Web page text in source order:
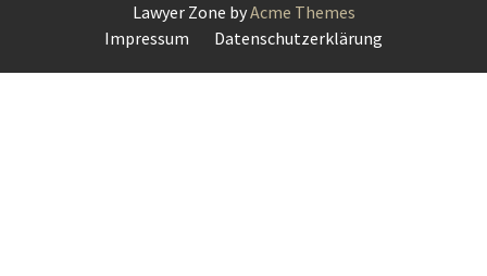
Lawyer Zone byAcme Themes
Impressum
Datenschutzerklärung